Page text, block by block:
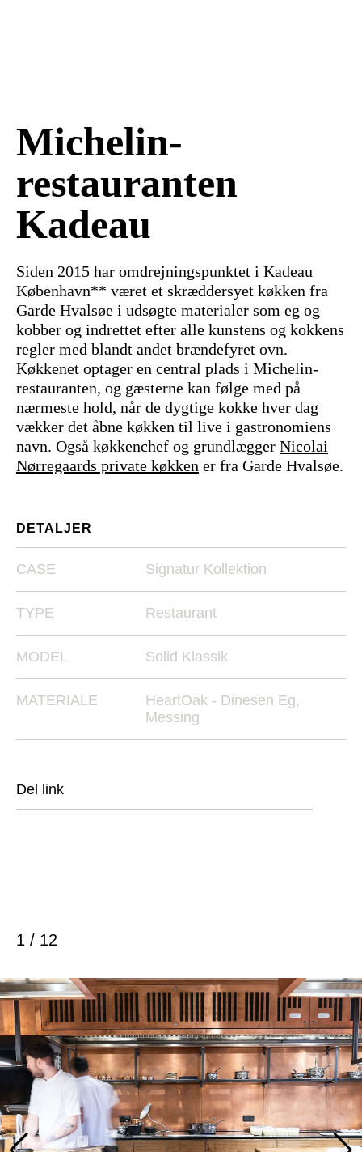
Michelin-
restauranten
Kadeau
Siden 2015 har omdrejningspunktet i Kadeau
København** været et skræddersyet køkken fra
Garde Hvalsøe i udsøgte materialer som eg og
kobber og indrettet efter alle kunstens og kokkens
regler med blandt andet brændefyret ovn.
Køkkenet optager en central plads i Michelin-
restauranten, og gæsterne kan følge med på
nærmeste hold, når de dygtige kokke hver dag
vækker det åbne køkken til live i gastronomiens
navn. Også køkkenchef og grundlægger Nicolai
Nørregaards private køkken er fra Garde Hvalsøe.
DETALJER
CASE Signatur Kollektion
TYPE Restaurant
MODEL Solid Klassik
MATERIALE
HeartOak - Dinesen Eg,
Messing
Del link
1 / 12